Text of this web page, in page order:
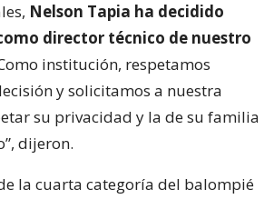
Nelson Tapia ha decidido
director técnico de nuestro
institución, respetamos
y solicitamos a nuestra
su privacidad y la de su familia
dijeron.
la cuarta categoría del balompié